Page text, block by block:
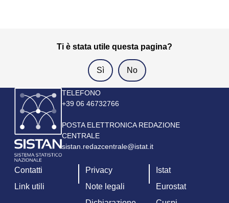
Ti è stata utile questa pagina?
Immagine
TELEFONO
+39 06 46732766
POSTA ELETTRONICA REDAZIONE
CENTRALE
sistan.redazcentrale@istat.it
Contatti
Link utili
Privacy
Note legali
Istat
Eurostat